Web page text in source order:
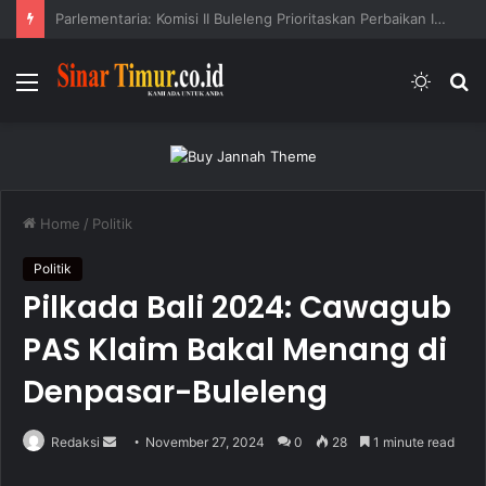
Parlementaria: Komisi IV DPRD Buleleng Prioritaskan Kesehatan dan Layanan Publik
Menu
Switch
Home / Politik
Politik
Pilkada Bali 2024: Cawagub
PAS Klaim Bakal Menang di
Denpasar-Buleleng
Redaksi November 27, 2024 0 28 1 minute read